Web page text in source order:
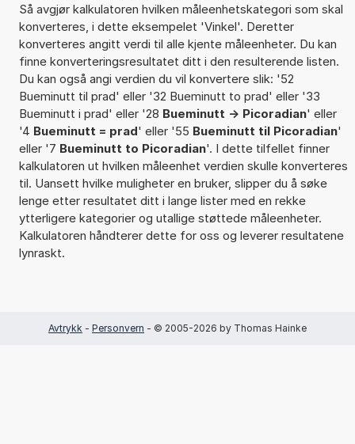
Så avgjør kalkulatoren hvilken måleenhetskategori som skal
konverteres, i dette eksempelet 'Vinkel'. Deretter
konverteres angitt verdi til alle kjente måleenheter. Du kan
finne konverteringsresultatet ditt i den resulterende listen.
Du kan også angi verdien du vil konvertere slik: '52
Bueminutt til prad' eller '32 Bueminutt to prad' eller '33
Bueminutt i prad' eller '28 Bueminutt -> Picoradian' eller
'4 Bueminutt = prad' eller '55 Bueminutt til Picoradian'
eller '7 Bueminutt to Picoradian'. I dette tilfellet finner
kalkulatoren ut hvilken måleenhet verdien skulle konverteres
til. Uansett hvilke muligheter en bruker, slipper du å søke
lenge etter resultatet ditt i lange lister med en rekke
ytterligere kategorier og utallige støttede måleenheter.
Kalkulatoren håndterer dette for oss og leverer resultatene
lynraskt.
Avtrykk - Personvern - © 2005-2026 by Thomas Hainke